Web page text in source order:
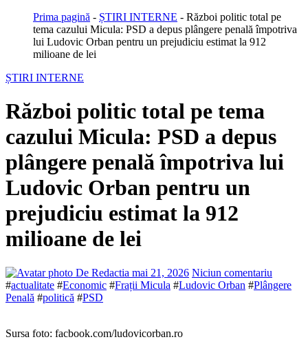
Prima pagină - ȘTIRI INTERNE - Război politic total pe
tema cazului Micula: PSD a depus plângere penală împotriva
lui Ludovic Orban pentru un prejudiciu estimat la 912
milioane de lei
ȘTIRI INTERNE
Război politic total pe tema
cazului Micula: PSD a depus
plângere penală împotriva lui
Ludovic Orban pentru un
prejudiciu estimat la 912
milioane de lei
De Redactia mai 21, 2026 Niciun comentariu
#actualitate #Economic #Frații Micula #Ludovic Orban #Plângere
Penală #politică #PSD
Sursa foto: facbook.com/ludovicorban.ro